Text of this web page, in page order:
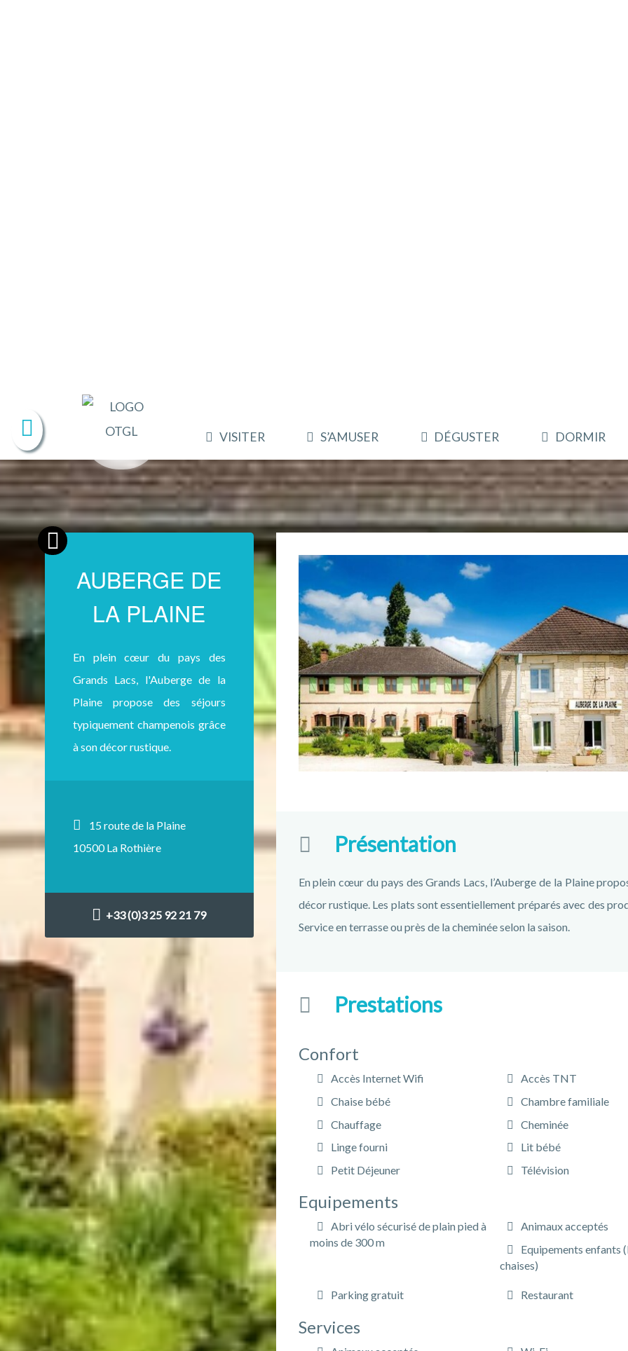
VISITER S’AMUSER DÉGUSTER DORMIR
AUBERGE DE
LA PLAINE
En plein cœur du pays des
Grands Lacs, l'Auberge de la
Plaine propose des séjours
typiquement champenois grâce
à son décor rustique.
15 route de la Plaine
10500 La Rothière
+33 (0)3 25 92 21 79
Présentation
En plein cœur du pays des Grands Lacs, l’Auberge de la Plaine
décor rustique. Les plats sont essentiellement préparés avec des
Service en terrasse ou près de la cheminée selon la saison.
Prestations
Confort
Accès Internet Wifi
Accès TNT
Chaise bébé
Chambre familiale
Chauffage
Cheminée
Linge fourni
Lit bébé
Petit Déjeuner
Télévision
Equipements
Abri vélo sécurisé de plain pied à
moins de 300 m
Animaux acceptés
Equipements enfants
chaises)
Parking gratuit Restaurant
Services